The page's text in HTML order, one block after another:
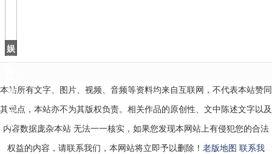
轮
娱
记
茜
进
军
时
本站所有文字、图片、视频、音频等资料均来自互联网，不代表本站赞同
其观点，本站亦不为其版权负责。相关作品的原创性、文中陈述文字以及
内容数据庞杂本站 无法一一核实，如果您发现本网站上有侵犯您的合法
权益的内容，请联系我们，本网站将立即予以删除！ 老版地图 联系我